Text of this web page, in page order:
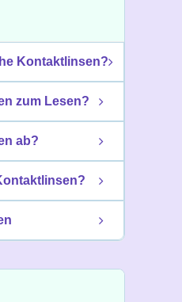
Kontaktlinsen?
zum Lesen?
ab?